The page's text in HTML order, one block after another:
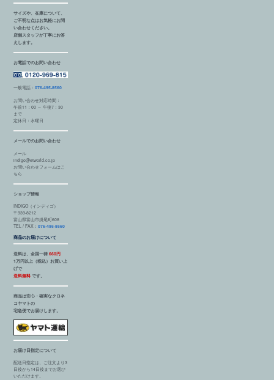
サイズや、在庫について、
ご不明な点はお気軽にお問
い合わせください。
店舗スタッフが丁寧にお答
えします。
お電話でのお問い合わせ
一般電話：076-495-8560
お問い合わせ対応時間：
午前11：00 ～ 午後7：30
まで
定休日：水曜日
メールでのお問い合わせ
メール
indigo@etworld.co.jp
お問い合わせフォームはこ
ちら
ショップ情報
INDIGO（インディゴ）
〒939-8212
富山県富山市掛尾町608
TEL / FAX：076-495-8560
商品のお届けについて
送料は、全国一律660円
1万円以上（税込）お買い上
げで
送料無料 です。
商品は安心・確実なクロネ
コヤマトの
宅急便でお届けします。
お届け日指定について
配送日指定は、ご注文より3
日後から14日後までお選び
いただけます。